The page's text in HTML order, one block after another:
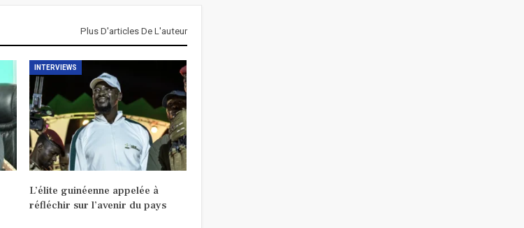
Plus D'articles De L'auteur
INTERVIEWS
L’élite guinéenne appelée à
réfléchir sur l’avenir du pays